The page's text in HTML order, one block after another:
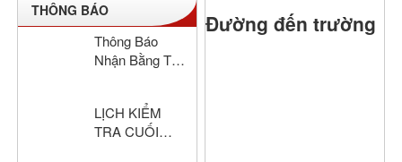
THÔNG BÁO
Thông Báo
Nhận Bằng Tốt
Đức Năm Học
2024–2025
LỊCH KIỂM
TRA CUỐI
Đường đến trường